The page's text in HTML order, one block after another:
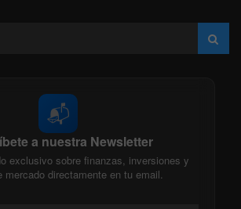
📬
a nuestra Newsletter
exclusivo sobre finanzas, inversiones y
mercado directamente en tu email.